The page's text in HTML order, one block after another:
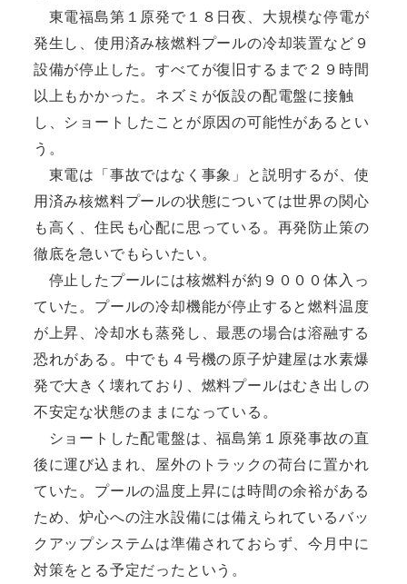
東電福島第１原発で１８日夜、大規模な停電が
発生し、使用済み核燃料プールの冷却装置など９
設備が停止した。すべてが復旧するまで２９時間
以上もかかった。ネズミが仮設の配電盤に接触
し、ショートしたことが原因の可能性があるとい
う。
東電は「事故ではなく事象」と説明するが、使
用済み核燃料プールの状態については世界の関心
も高く、住民も心配に思っている。再発防止策の
徹底を急いでもらいたい。
停止したプールには核燃料が約９０００体入っ
ていた。プールの冷却機能が停止すると燃料温度
が上昇、冷却水も蒸発し、最悪の場合は溶融する
恐れがある。中でも４号機の原子炉建屋は水素爆
発で大きく壊れており、燃料プールはむき出しの
不安定な状態のままになっている。
ショートした配電盤は、福島第１原発事故の直
後に運び込まれ、屋外のトラックの荷台に置かれ
ていた。プールの温度上昇には時間の余裕がある
ため、炉心への注水設備には備えられているバッ
クアップシステムは準備されておらず、今月中に
対策をとる予定だったという。